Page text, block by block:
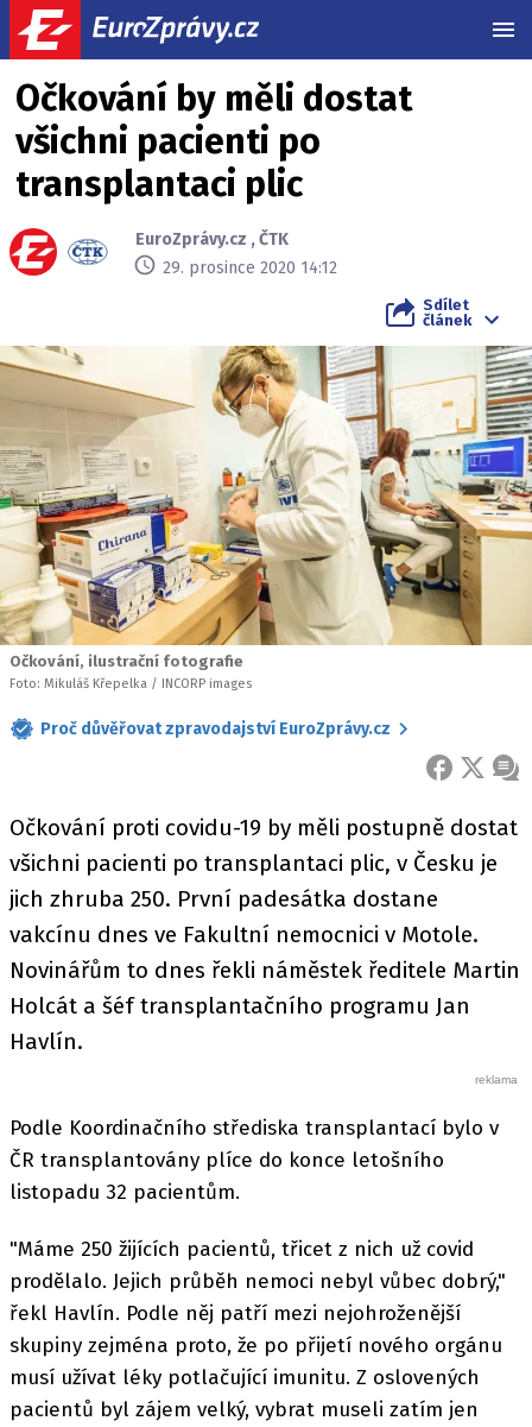
Očkování by měli dostat
všichni pacienti po
transplantaci plic
EuroZprávy.cz ,ČTK
29. prosince 2020 14:12
Sdílet
článek
Očkování, ilustrační fotografie
Foto: Mikuláš Křepelka / INCORP images
Proč důvěřovat zpravodajství EuroZprávy.cz
FACEBOOK
X
Očkování proti covidu-19 by měli postupně dostat
všichni pacienti po transplantaci plic, v Česku je
jich zhruba 250. První padesátka dostane
vakcínu dnes ve Fakultní nemocnici v Motole.
Novinářům to dnes řekli náměstek ředitele Martin
Holcát a šéf transplantačního programu Jan
Havlín.
Podle Koordinačního střediska transplantací bylo v
ČR transplantovány plíce do konce letošního
listopadu 32 pacientům.
"Máme 250 žijících pacientů, třicet z nich už covid
prodělalo. Jejich průběh nemoci nebyl vůbec dobrý,"
řekl Havlín. Podle něj patří mezi nejohroženější
skupiny zejména proto, že po přijetí nového orgánu
musí užívat léky potlačující imunitu. Z oslovených
pacientů byl zájem velký, vybrat museli zatím jen